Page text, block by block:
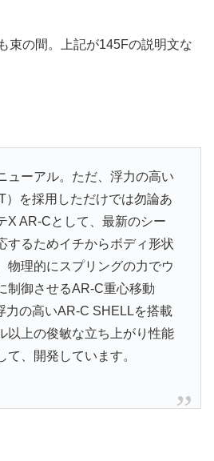
束の間。上記が145Fの説明文な
ューアル。ただ、浮力の高い
）を採用しただけでは勿論あ
X AR-Cとして、最新のシー
するためイチからボディ形状
物理的にスプリングの力でウ
制御させるAR-C重心移動
力の高いAR-C SHELLを搭載
以上の俊敏な立ち上がり性能
て、開発しています。